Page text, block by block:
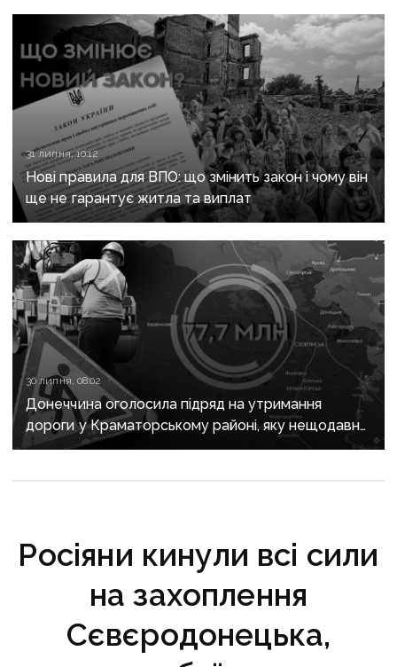
31 липня, 10:12
Нові правила для ВПО: що змінить закон і чому він
ще не гарантує житла та виплат
30 липня, 08:02
Донеччина оголосила підряд на утримання
дороги у Краматорському районі, яку нещодавно
вже ремонтували
Росіяни кинули всі сили
на захоплення
Сєвєродонецька,